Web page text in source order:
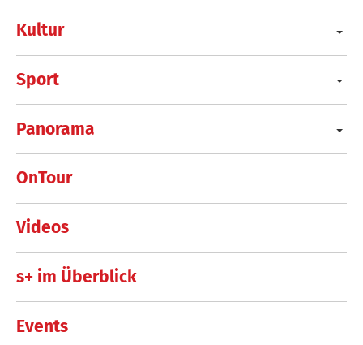
Kultur
Sport
Panorama
OnTour
Videos
s+ im Überblick
Events